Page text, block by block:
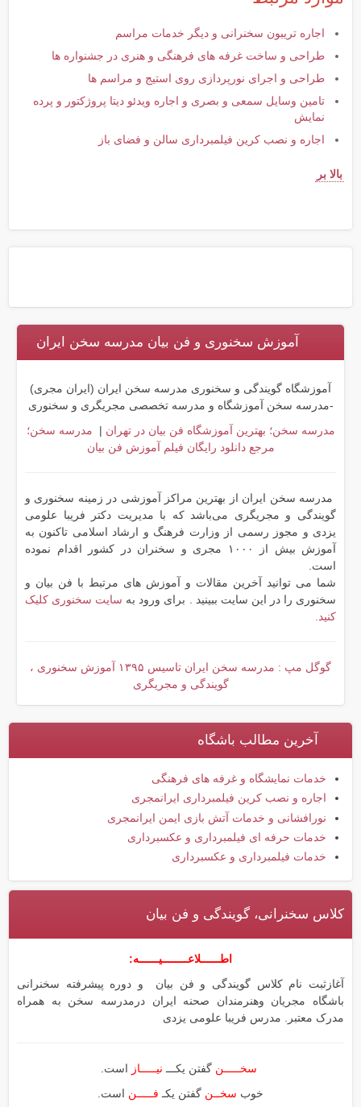
اجاره تریبون سخنرانی و دیگر خدمات مراسم
طراحی و ساخت غرفه های فرهنگی و هنری در جشنواره ها
طراحی و اجرای نورپردازی روی استیج و مراسم ها
تامین وسایل سمعی و بصری و اجاره ویدئو دیتا پروژکتور و پرده
نمایش
اجاره و نصب کرین فیلمبرداری سالن و فضای باز
بالا بر
آموزش سخنوری و فن بیان مدرسه سخن ایران
آموزشگاه گویندگی و سخنوری مدرسه سخن ایران (ایران مجری)
-مدرسه سخن آموزشگاه و مدرسه تخصصی مجریگری و سخنوری
مدرسه سخن؛ بهترین آموزشگاه فن بیان در تهران | مدرسه سخن؛
مرجع دانلود رایگان فیلم آموزش فن بیان
مدرسه سخن ایران از بهترین مراکز آموزشی در زمینه سخنوری و
گویندگی و مجریگری می‌باشد که با مدیریت دکتر فریبا علومی
یزدی و مجوز رسمی از وزارت فرهنگ و ارشاد اسلامی تاکنون به
آموزش بیش از ۱۰۰۰ مجری و سخنران در کشور اقدام نموده
است.
شما می توانید آخرین مقالات و آموزش های مرتبط با فن بیان و
سخنوری را در این سایت ببینید . برای ورود به سایت سخنوری کلیک
کنید.
گوگل مپ : مدرسه سخن ایران تاسیس ۱۳۹۵ آموزش سخنوری ،
گویندگی و مجریگری
آخرین مطالب باشگاه
خدمات نمایشگاه و غرفه های فرهنگی
اجاره و نصب کرین فیلمبرداری ایرانمجری
نورافشانی و خدمات آتش بازی ایمن ایرانمجری
خدمات حرفه ای فیلمبرداری و عکسبرداری
خدمات فیلمبرداری و عکسبرداری
کلاس سخنرانی، گویندگی و فن بیان
اطــــــلاعــــــــیــــــه:
آغازثبت نام کلاس گویندگی و فن بیان و دوره پیشرفته سخنرانی
باشگاه مجریان وهنرمندان صحنه ایران درمدرسه سخن به همراه
مدرک معتبر. مدرس فریبا علومی یزدی
سخـــــن گفتن یکـــ نیـــــاز است.
خوب سخــن گفتن یکـ فـــــن است.